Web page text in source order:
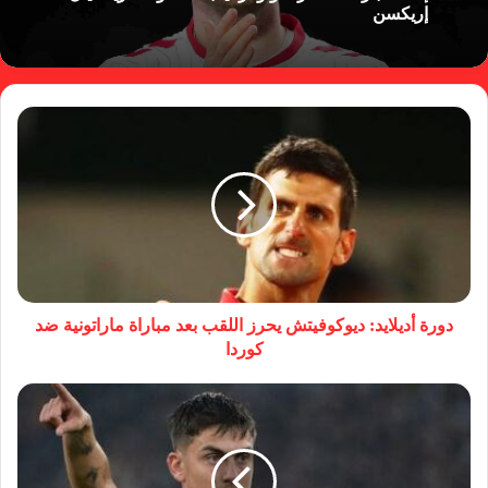
إريكسن
دورة أديلايد: ديوكوفيتش يحرز اللقب بعد مباراة ماراتونية ضد
كوردا